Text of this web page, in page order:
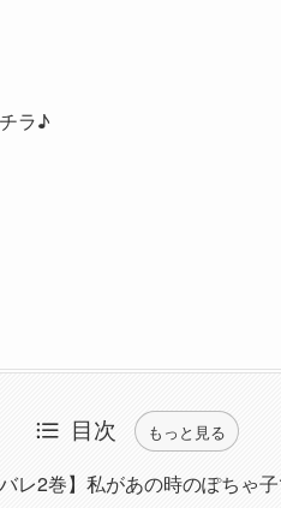
ラ♪
目次 もっと見る
レ2巻】私があの時のぽちゃ子